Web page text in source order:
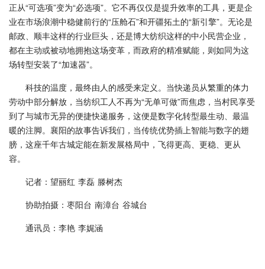
正从“可选项”变为“必选项”。它不再仅仅是提升效率的工具，更是企
业在市场浪潮中稳健前行的“压舱石”和开疆拓土的“新引擎”。无论是
邮政、顺丰这样的行业巨头，还是博大纺织这样的中小民营企业，
都在主动或被动地拥抱这场变革，而政府的精准赋能，则如同为这
场转型安装了“加速器”。
科技的温度，最终由人的感受来定义。当快递员从繁重的体力
劳动中部分解放，当纺织工人不再为“无单可做”而焦虑，当村民享受
到了与城市无异的便捷快递服务，这便是数字化转型最生动、最温
暖的注脚。襄阳的故事告诉我们，当传统优势插上智能与数字的翅
膀，这座千年古城定能在新发展格局中，飞得更高、更稳、更从
容。
记者：望丽红 李磊 滕树杰
协助拍摄：枣阳台 南漳台 谷城台
通讯员：李艳 李娓涵